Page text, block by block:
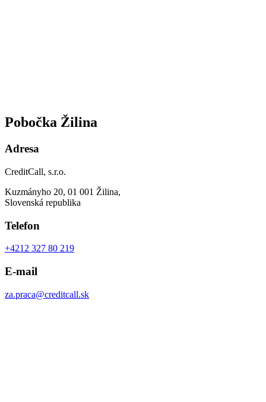
Pobočka Žilina
Adresa
CreditCall, s.r.o.
Kuzmányho 20, 01 001 Žilina,
Slovenská republika
Telefon
+4212 327 80 219
E-mail
za.praca@creditcall.sk